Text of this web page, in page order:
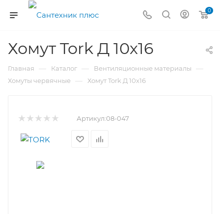
0
Хомут Tork Д 10х16
Главная — Каталог — Вентиляционные материалы —
Хомуты червячные — Хомут Tork Д 10х16
Артикул:08-047